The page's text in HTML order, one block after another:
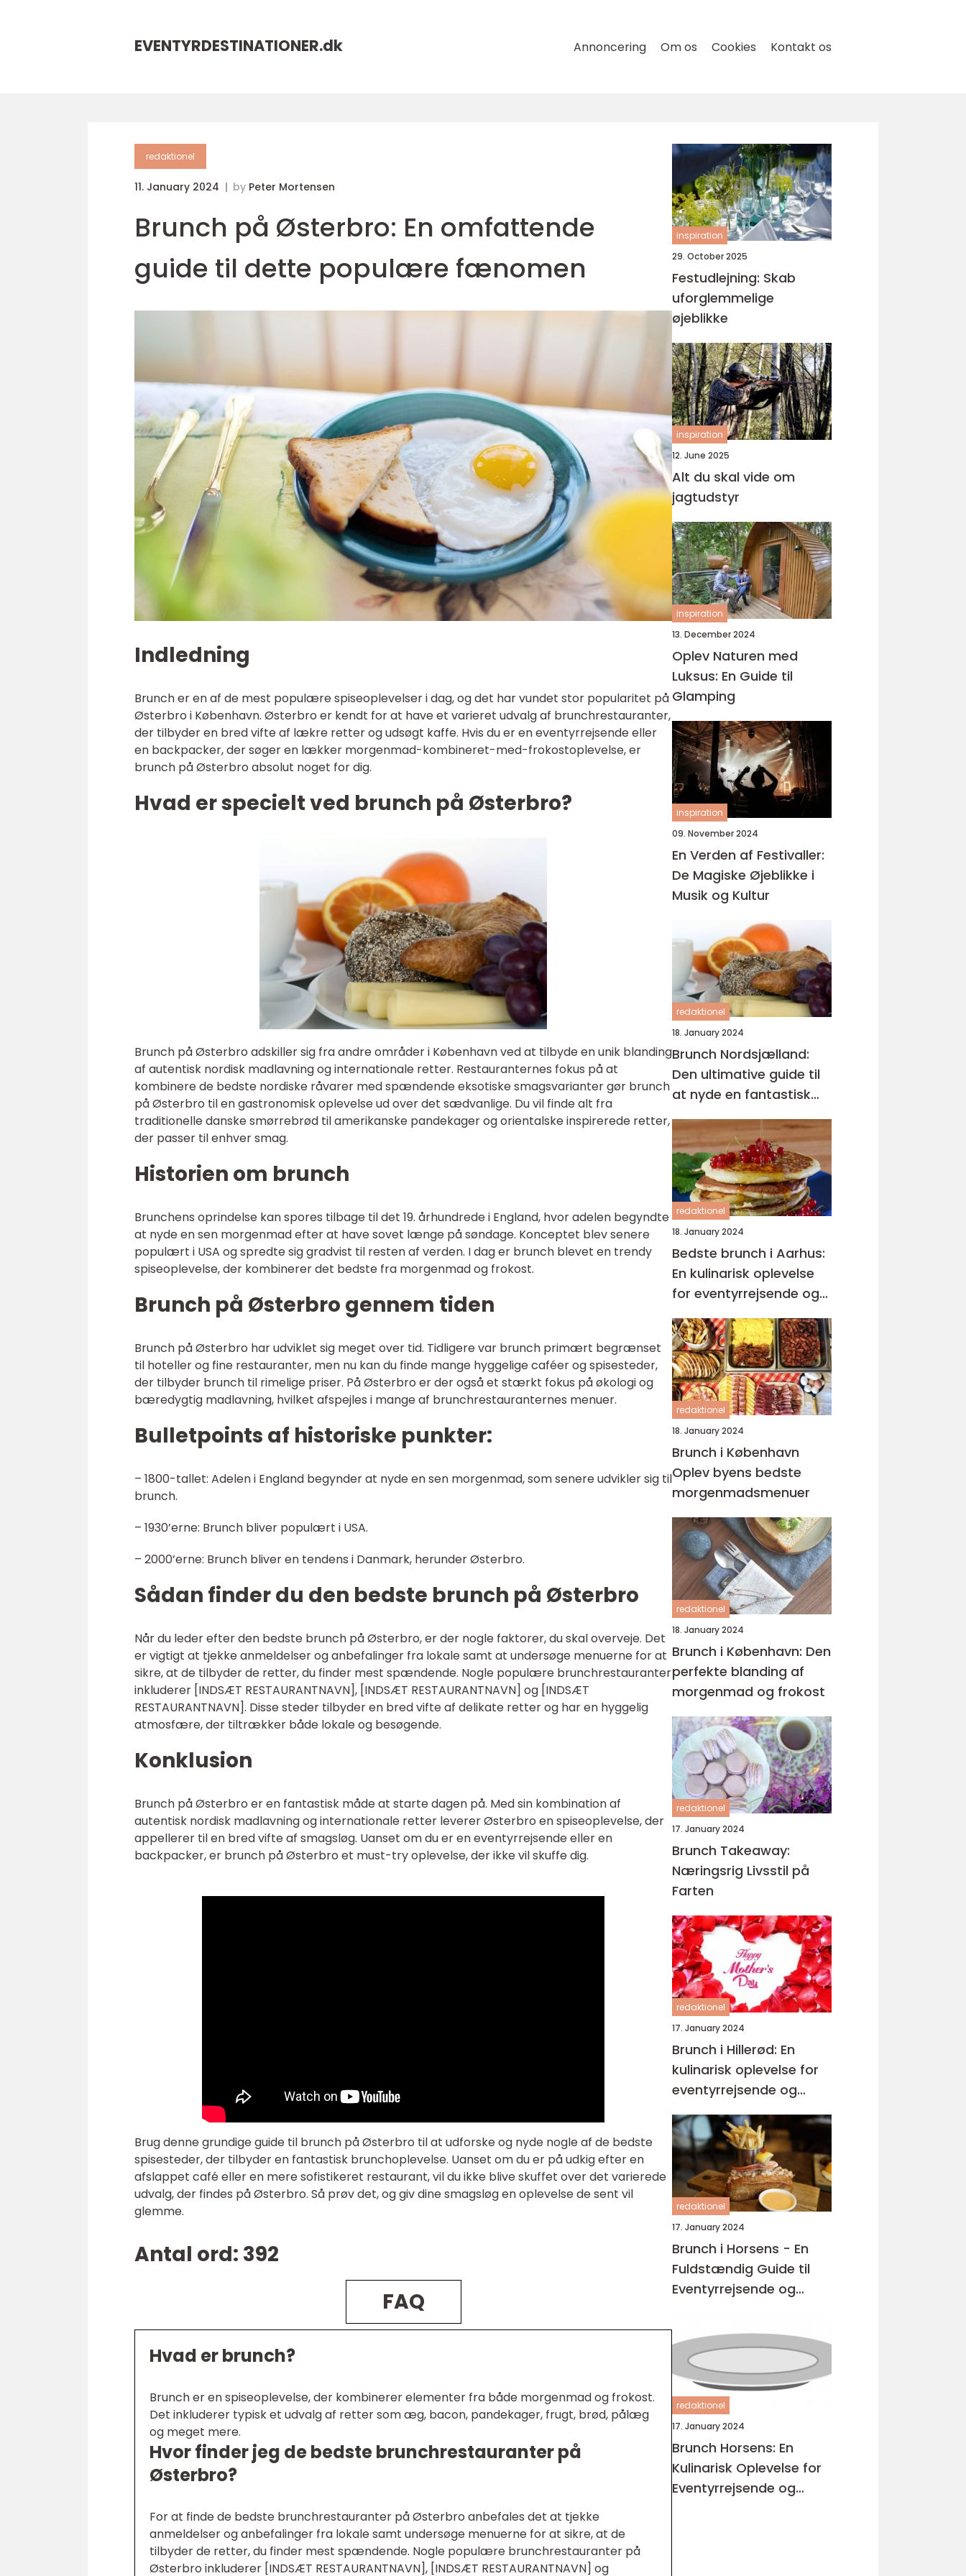
EVENTYRDESTINATIONER.dk Annoncering Om os Cookies Kontakt os
redaktionel
11. January 2024 by Peter Mortensen
Brunch på Østerbro: En omfattende
guide til dette populære fænomen
Indledning
Brunch er en af de mest populære spiseoplevelser i dag, og det har vundet stor popularitet på
Østerbro i København. Østerbro er kendt for at have et varieret udvalg af brunchrestauranter,
der tilbyder en bred vifte af lækre retter og udsøgt kaffe. Hvis du er en eventyrrejsende eller
en backpacker, der søger en lækker morgenmad-kombineret-med-frokostoplevelse, er
brunch på Østerbro absolut noget for dig.
Hvad er specielt ved brunch på Østerbro?
Brunch på Østerbro adskiller sig fra andre områder i København ved at tilbyde en unik blanding
af autentisk nordisk madlavning og internationale retter. Restauranternes fokus på at
kombinere de bedste nordiske råvarer med spændende eksotiske smagsvarianter gør brunch
på Østerbro til en gastronomisk oplevelse ud over det sædvanlige. Du vil finde alt fra
traditionelle danske smørrebrød til amerikanske pandekager og orientalske inspirerede retter,
der passer til enhver smag.
Historien om brunch
Brunchens oprindelse kan spores tilbage til det 19. århundrede i England, hvor adelen begyndte
at nyde en sen morgenmad efter at have sovet længe på søndage. Konceptet blev senere
populært i USA og spredte sig gradvist til resten af verden. I dag er brunch blevet en trendy
spiseoplevelse, der kombinerer det bedste fra morgenmad og frokost.
Brunch på Østerbro gennem tiden
Brunch på Østerbro har udviklet sig meget over tid. Tidligere var brunch primært begrænset
til hoteller og fine restauranter, men nu kan du finde mange hyggelige caféer og spisesteder,
der tilbyder brunch til rimelige priser. På Østerbro er der også et stærkt fokus på økologi og
bæredygtig madlavning, hvilket afspejles i mange af brunchrestauranternes menuer.
Bulletpoints af historiske punkter:
– 1800-tallet: Adelen i England begynder at nyde en sen morgenmad, som senere udvikler sig til
brunch.
– 1930’erne: Brunch bliver populært i USA.
– 2000’erne: Brunch bliver en tendens i Danmark, herunder Østerbro.
Sådan finder du den bedste brunch på Østerbro
Når du leder efter den bedste brunch på Østerbro, er der nogle faktorer, du skal overveje. Det
er vigtigt at tjekke anmeldelser og anbefalinger fra lokale samt at undersøge menuerne for at
sikre, at de tilbyder de retter, du finder mest spændende. Nogle populære brunchrestauranter
inkluderer [INDSÆT RESTAURANTNAVN], [INDSÆT RESTAURANTNAVN] og [INDSÆT
RESTAURANTNAVN]. Disse steder tilbyder en bred vifte af delikate retter og har en hyggelig
atmosfære, der tiltrækker både lokale og besøgende.
Konklusion
Brunch på Østerbro er en fantastisk måde at starte dagen på. Med sin kombination af
autentisk nordisk madlavning og internationale retter leverer Østerbro en spiseoplevelse, der
appellerer til en bred vifte af smagsløg. Uanset om du er en eventyrrejsende eller en
backpacker, er brunch på Østerbro et must-try oplevelse, der ikke vil skuffe dig.
Brug denne grundige guide til brunch på Østerbro til at udforske og nyde nogle af de bedste
spisesteder, der tilbyder en fantastisk brunchoplevelse. Uanset om du er på udkig efter en
afslappet café eller en mere sofistikeret restaurant, vil du ikke blive skuffet over det varierede
udvalg, der findes på Østerbro. Så prøv det, og giv dine smagsløg en oplevelse de sent vil
glemme.
Antal ord: 392
FAQ
Hvad er brunch?
Brunch er en spiseoplevelse, der kombinerer elementer fra både morgenmad og frokost.
Det inkluderer typisk et udvalg af retter som æg, bacon, pandekager, frugt, brød, pålæg
og meget mere.
Hvor finder jeg de bedste brunchrestauranter på
Østerbro?
For at finde de bedste brunchrestauranter på Østerbro anbefales det at tjekke
anmeldelser og anbefalinger fra lokale samt undersøge menuerne for at sikre, at de
tilbyder de retter, du finder mest spændende. Nogle populære brunchrestauranter på
Østerbro inkluderer [INDSÆT RESTAURANTNAVN], [INDSÆT RESTAURANTNAVN] og
inspiration
29. October 2025
Festudlejning: Skab
uforglemmelige
øjeblikke
inspiration
12. June 2025
Alt du skal vide om
jagtudstyr
inspiration
13. December 2024
Oplev Naturen med
Luksus: En Guide til
Glamping
inspiration
09. November 2024
En Verden af Festivaller:
De Magiske Øjeblikke i
Musik og Kultur
redaktionel
18. January 2024
Brunch Nordsjælland:
Den ultimative guide til
at nyde en fantastisk
morgenmad
redaktionel
18. January 2024
Bedste brunch i Aarhus:
En kulinarisk oplevelse
for eventyrrejsende og
backpackere
redaktionel
18. January 2024
Brunch i København
Oplev byens bedste
morgenmadsmenuer
redaktionel
18. January 2024
Brunch i København: Den
perfekte blanding af
morgenmad og frokost
redaktionel
17. January 2024
Brunch Takeaway:
Næringsrig Livsstil på
Farten
redaktionel
17. January 2024
Brunch i Hillerød: En
kulinarisk oplevelse for
eventyrrejsende og
backpackere
redaktionel
17. January 2024
Brunch i Horsens - En
Fuldstændig Guide til
Eventyrrejsende og
redaktionel
17. January 2024
Brunch Horsens: En
Kulinarisk Oplevelse for
Eventyrrejsende og